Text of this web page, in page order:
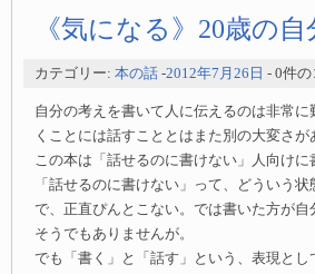
《気になる》20歳の
カテゴリー: 本の話 -2012年7月26日 - 0件の
自分の考えを書いて人に伝えるのは非常
くことには話すこととはまた別の大変さが
この本は「話せるのに書けない」人向けに
「話せるのに書けない」って、どういう
で、正直ぴんとこない。では書いた方が
そうでもありませんが。
でも「書く」と「話す」という、表現と